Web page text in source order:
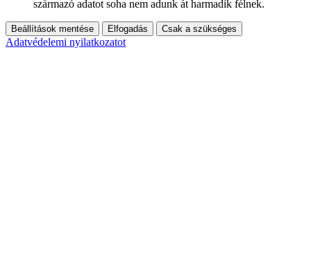
származó adatot soha nem adunk át harmadik félnek.
Beállítások mentése Elfogadás Csak a szükséges
Adatvédelemi nyilatkozatot